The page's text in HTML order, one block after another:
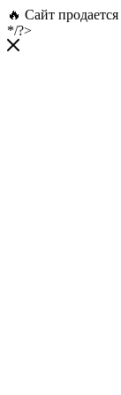
🔥 Сайт продается
*/?>